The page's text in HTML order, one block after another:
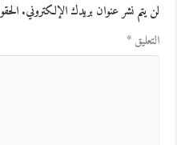
لن يتم نشر عنوان بريدك الإلكتروني.
التعليق*